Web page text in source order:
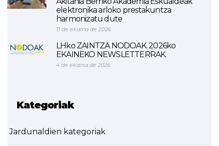
elektronika arloko prestakuntza
harmonizatu dute
11 de ekaina de 2026
LHko ZAINTZA NODOAK. 2026ko
EKAINEKO NEWSLETTERRAK.
4 de ekaina de 2026
Kategoriak
Jardunaldien kategoriak